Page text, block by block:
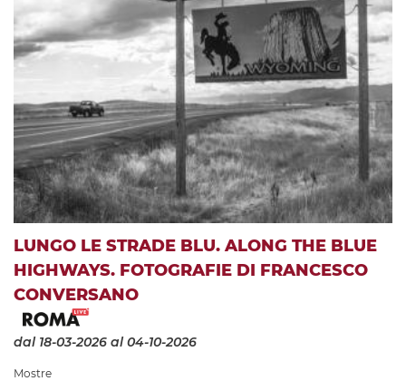
LUNGO LE STRADE BLU. ALONG THE BLUE
HIGHWAYS. FOTOGRAFIE DI FRANCESCO
CONVERSANO
dal 18-03-2026 al 04-10-2026
Mostre